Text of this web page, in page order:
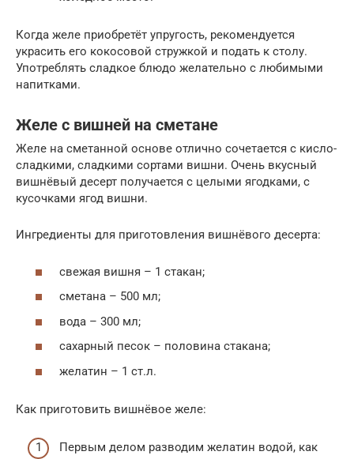
Когда желе приобретёт упругость, рекомендуется
украсить его кокосовой стружкой и подать к столу.
Употреблять сладкое блюдо желательно с любимыми
напитками.
Желе с вишней на сметане
Желе на сметанной основе отлично сочетается с кисло-
сладкими, сладкими сортами вишни. Очень вкусный
вишнёвый десерт получается с целыми ягодками, с
кусочками ягод вишни.
Ингредиенты для приготовления вишнёвого десерта:
свежая вишня – 1 стакан;
сметана – 500 мл;
вода – 300 мл;
сахарный песок – половина стакана;
желатин – 1 ст.л.
Как приготовить вишнёвое желе:
Первым делом разводим желатин водой, как